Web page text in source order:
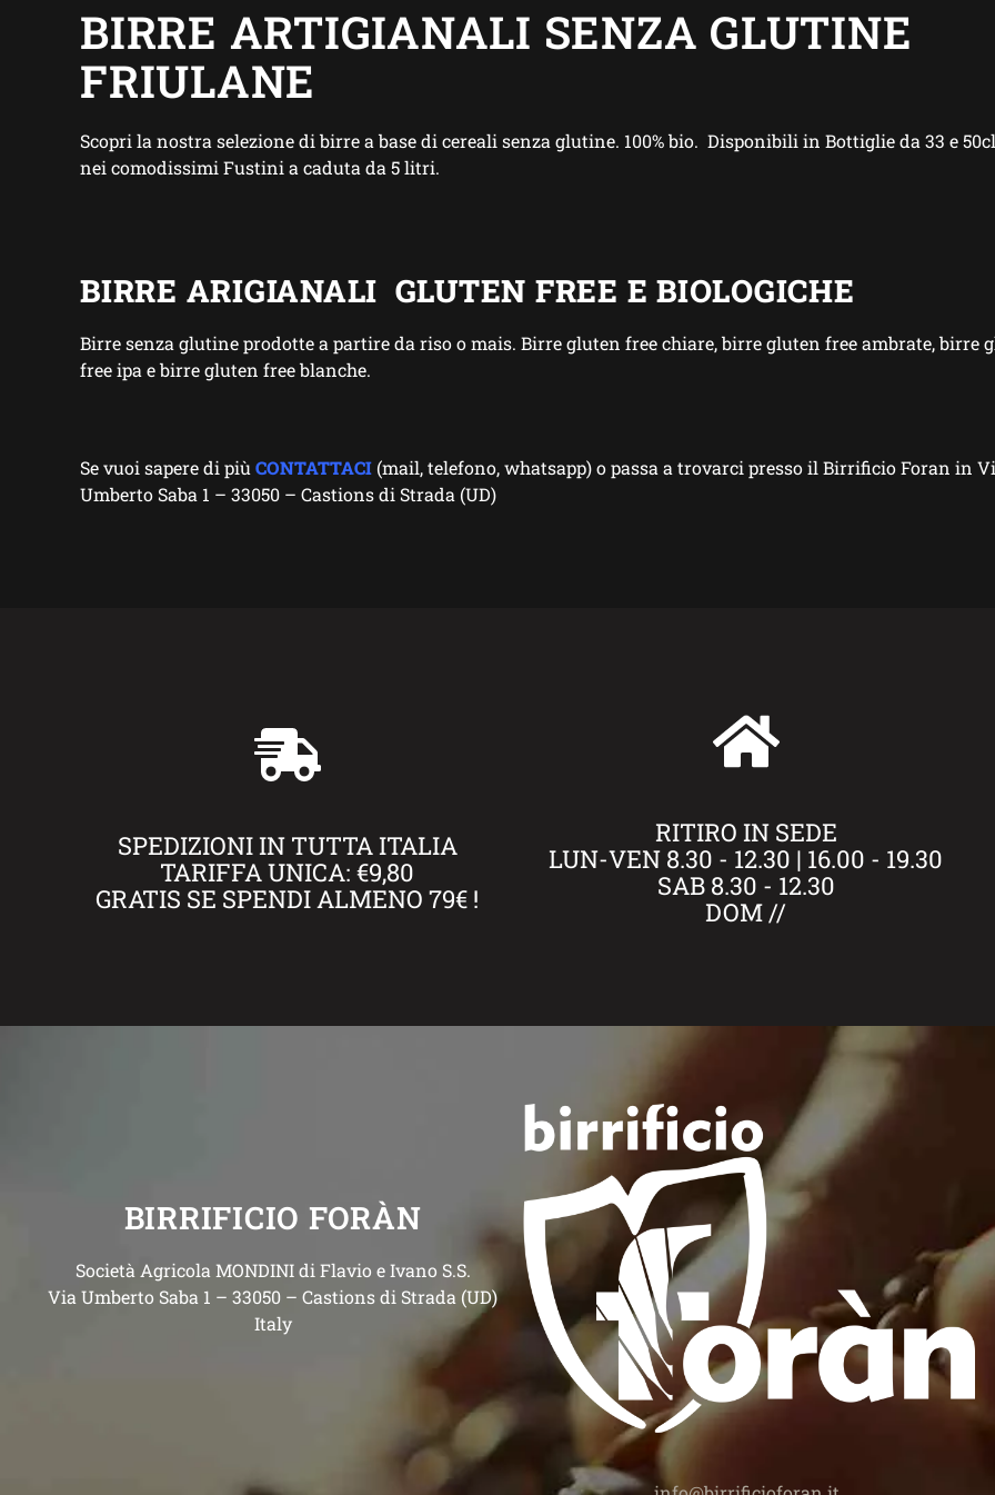
BIRRE ARTIGIANALI SENZA GLUTINE
FRIULANE
Scopri la nostra selezione di birre a base di cereali senza glutine. 100% bio. Disponibili in Bottiglie da 33 e
nei comodissimi Fustini a caduta da 5 litri.
BIRRE ARIGIANALI GLUTEN FREE E BIOLOGICHE
Birre senza glutine prodotte a partire da riso o mais. Birre gluten free chiare, birre gluten free ambrate, birre
free ipa e birre gluten free blanche.
Se vuoi sapere di più CONTATTACI (mail, telefono, whatsapp) o passa a trovarci presso il Birrificio Foran in
Umberto Saba 1 – 33050 – Castions di Strada (UD)
SPEDIZIONI IN TUTTA ITALIA
TARIFFA UNICA: €9,80
GRATIS SE SPENDI ALMENO 79€ !
RITIRO IN SEDE
LUN-VEN 8.30 - 12.30 | 16.00 - 19.30
SAB 8.30 - 12.30
DOM //
BIRRIFICIO FORÀN
Società Agricola MONDINI di Flavio e Ivano S.S.
Via Umberto Saba 1 – 33050 – Castions di Strada (UD)
Italy